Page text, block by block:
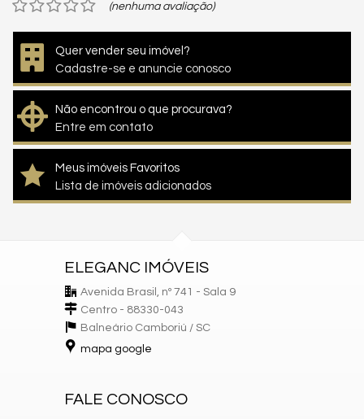
(nenhuma avaliação)
Quer vender seu imóvel?
Cadastre-se e anuncie conosco
Não encontrou o que procurava?
Entre em contato
Meus imóveis Favoritos
Lista de imóveis adicionados
ELEGANC IMÓVEIS
Avenida Brasil, nº 741 - Sala 9
Centro - 88330-043
Balneário Camboriú / SC
mapa google
FALE CONOSCO